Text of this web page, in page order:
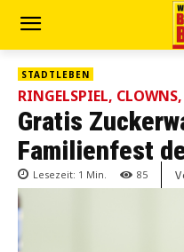
STADTLEBEN
RINGELSPIEL, CLOWNS,
Gratis
Familienfest
Lesezeit: 1 Min. 85